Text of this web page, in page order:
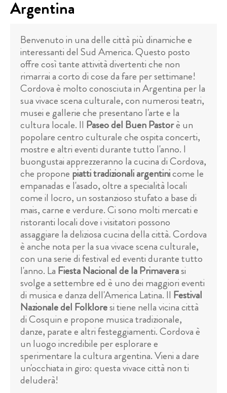
Argentina
Benvenuto in una delle città più dinamiche e
interessanti del Sud America. Questo posto
offre così tante attività divertenti che non
rimarrai a corto di cose da fare per settimane!
Cordova è molto conosciuta in Argentina per la
sua vivace scena culturale, con numerosi teatri,
musei e gallerie che presentano l'arte e la
cultura locale. Il Paseo del Buen Pastorè un
popolare centro culturale che ospita concerti,
mostre e altri eventi durante tutto l'anno. I
buongustai apprezzeranno la cucina di Cordova,
che propone piatti tradizionali argentinicome le
empanadas e l'asado, oltre a specialità locali
come il locro, un sostanzioso stufato a base di
mais, carne e verdure. Ci sono molti mercati e
ristoranti locali dove i visitatori possono
assaggiare la deliziosa cucina della città. Cordova
è anche nota per la sua vivace scena culturale,
con una serie di festival ed eventi durante tutto
l'anno. La Fiesta Nacional de la Primaverasi
svolge a settembre ed è uno dei maggiori eventi
di musica e danza dell'America Latina. Il Festival
Nazionale del Folkloresi tiene nella vicina città
di Cosquin e propone musica tradizionale,
danze, parate e altri festeggiamenti. Cordova è
un luogo incredibile per esplorare e
sperimentare la cultura argentina. Vieni a dare
un'occhiata in giro: questa vivace città non ti
deluderà!